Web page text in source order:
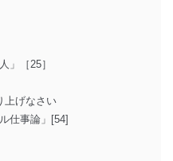
」［25］
上げなさい
仕事論」[54]